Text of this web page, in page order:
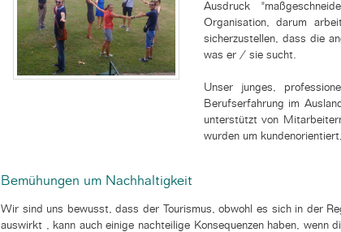
Ausdruck
Organisation, darum
sicherzustellen, dass die
was er / sie sucht.
Unser junges,
Berufserfahrung im
unterstützt von
wurden um
Bemühungen um Nachhaltigkeit
Wir sind uns bewusst, dass der Tourismus, obwohl es sich in der
auswirkt , kann auch einige nachteilige Konsequenzen haben, wenn